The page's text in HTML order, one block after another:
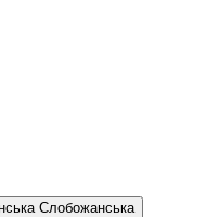
Слобожанська